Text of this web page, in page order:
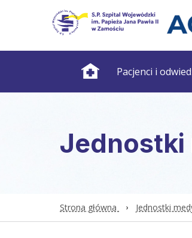
Pacjenci i
Jednostki
Strona główna Jednostki